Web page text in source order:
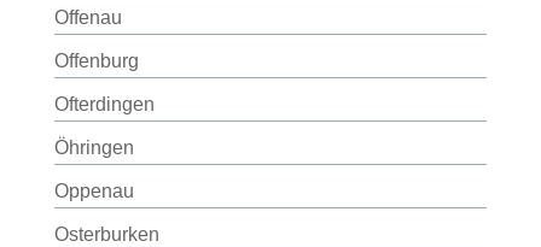
Offenau
Offenburg
Ofterdingen
Öhringen
Oppenau
Osterburken